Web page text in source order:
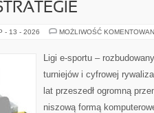
- 13 - 2026 MOŻLIWOŚĆ
Ligi e-sportu –
turniejów i cyfrowej
lat przeszedł ogromną
niszową formą